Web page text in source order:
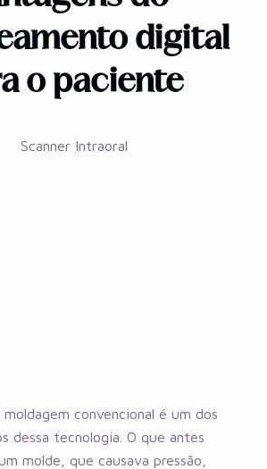
digital
o paciente
convencional é um dos
dessa tecnologia. O que antes
molde, que causava pressão,